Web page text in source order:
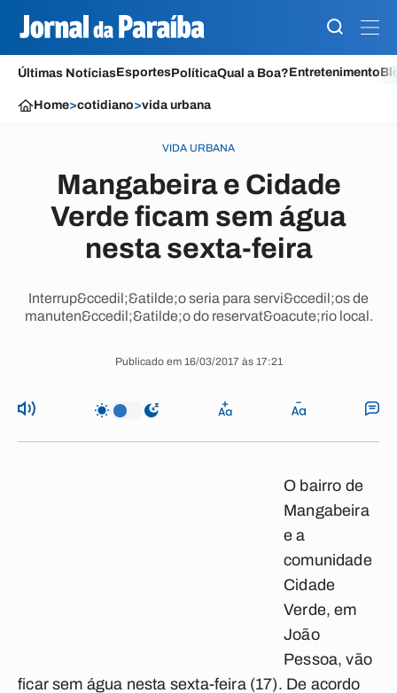
Últimas NotíciasEsportesPolíticaQual a Boa?Entretenimento
Home>cotidiano>vida urbana
VIDA URBANA
Mangabeira e Cidade
Verde ficam sem água
nesta sexta-feira
Interrup&ccedil;&atilde;o seria para servi&ccedil;os de
manuten&ccedil;&atilde;o do reservat&oacute;rio local.
Publicado em 16/03/2017 às 17:21
O bairro de
Mangabeira
e a
comunidade
Cidade
Verde, em
João
Pessoa, vão
ficarsem água nesta sexta-feira (17). De acordo